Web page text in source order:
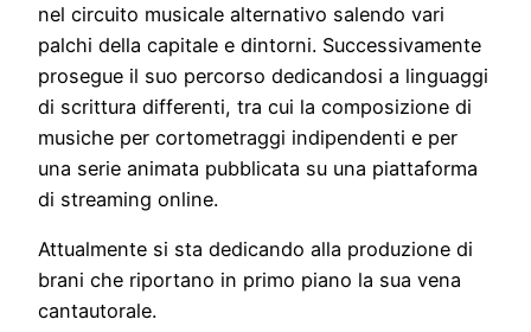
nel circuito musicale alternativo salendo vari
palchi della capitale e dintorni. Successivamente
prosegue il suo percorso dedicandosi a linguaggi
di scrittura differenti, tra cui la composizione di
musiche per cortometraggi indipendenti e per
una serie animata pubblicata su una piattaforma
di streaming online.
Attualmente si sta dedicando alla produzione di
brani che riportano in primo piano la sua vena
cantautorale.